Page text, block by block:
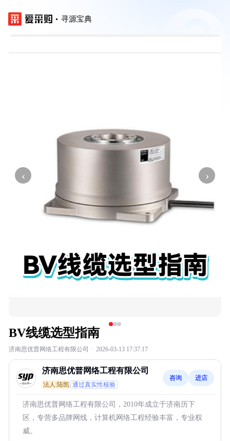
寻源宝典
‹ ›
BV线缆选型指南
济南思优普网络工程有限公司 · 2026-03-13 17:37:17
济南思优普网络工程有限公司
法人:陆凯 通过真实性核验
咨询 进店
济南思优普网络工程有限公司，2010年成立于济南历下
区，专营多品牌网线，计算机网络工程经验丰富，专业权
威。